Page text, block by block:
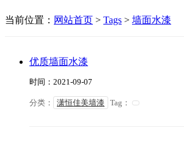
当前位置： 网站首页 > Tags > 墙面水漆
优质墙面水漆
时间：2021-09-07
分类： 潇恒佳美墙漆 Tag：